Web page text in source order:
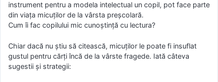
instrument pentru a modela intelectual un copil, pot face parte
din viața micuților de la vârsta preșcolară.
Cum îi fac copilului mic cunoștință cu lectura?
Chiar dacă nu știu să citească, micuților le poate fi insuflat
gustul pentru cărți încă de la vârste fragede. Iată câteva
sugestii și strategii: